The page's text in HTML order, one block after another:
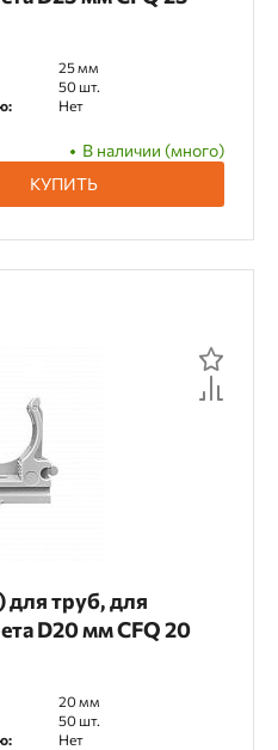
25 мм
товаров
25 мм
50 шт.
Нет
В наличии (много)
КУПИТЬ
труб, для
D20 мм CFQ 20
20 мм
50 шт.
Нет